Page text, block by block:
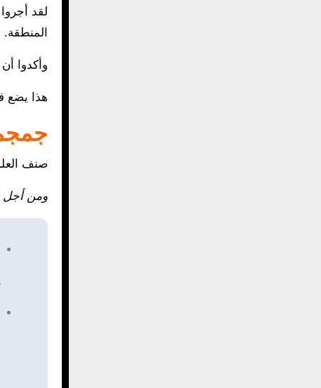
لقد
المنطقة.
وأكدوا
هذا يضع
صنف
ومن أجل